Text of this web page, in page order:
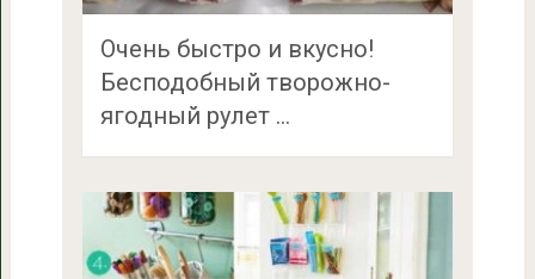
Очень быстро и вкусно!
Бесподобный творожно-
ягодный рулет …